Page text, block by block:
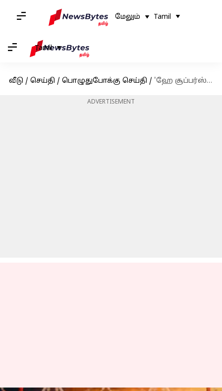
மேலும் Tamil
Tamil
வீடு / செய்தி / பொழுதுபோக்கு செய்தி / 'ஹே சூப்பர்ஸ்டாரு டா': வேட்டையன் படத்தின் செகண்ட் சிங்கிள் ப்ரோமோ வெளியானது
ADVERTISEMENT